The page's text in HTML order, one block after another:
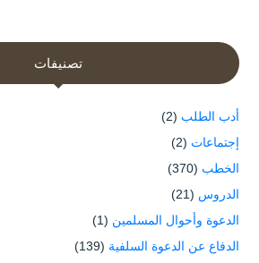
تصنيفات
أدب الطلب (2)
إجتماعات (2)
الخطب (370)
الدروس (21)
الدعوة وأحوال المسلمين (1)
الدفاع عن الدعوة السلفية (139)